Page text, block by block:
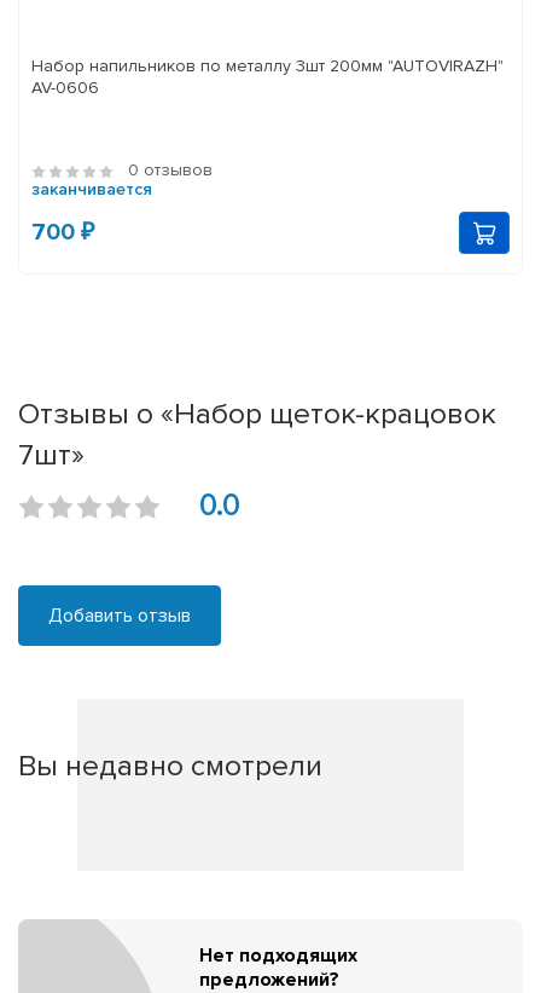
Набор напильников по металлу 3шт 200мм "AUTOVIRAZH"
AV-0606
0 отзывов
заканчивается
700 ₽
Отзывы о «Набор щеток-крацовок
7шт»
0.0
Добавить отзыв
Вы недавно смотрели
Нет подходящих
предложений?